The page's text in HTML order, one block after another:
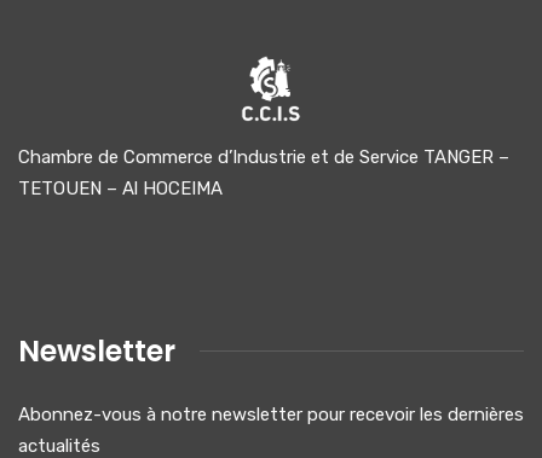
Chambre de Commerce d’Industrie et de Service TANGER –
TETOUEN – Al HOCEIMA
Newsletter
Abonnez-vous à notre newsletter pour recevoir les dernières
actualités